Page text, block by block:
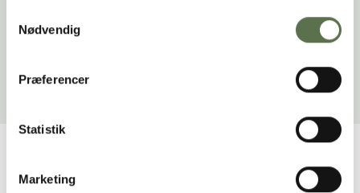
Nødvendig
Præferencer
Statistik
Marketing